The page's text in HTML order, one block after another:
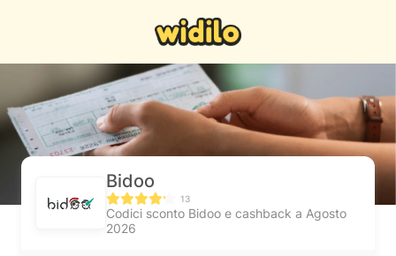
Bidoo
13
Codici sconto Bidoo e cashback a Agosto
2026